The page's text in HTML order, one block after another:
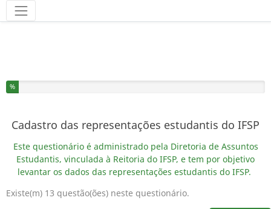
Ferramentas
Você completou % deste questionário
%
Cadastro das representações estudantis do IFSP
Este questionário é administrado pela Diretoria de Assuntos
Estudantis, vinculada à Reitoria do IFSP, e tem por objetivo
levantar os dados das representações estudantis do IFSP.
Existe(m) 13 questão(ões) neste questionário.